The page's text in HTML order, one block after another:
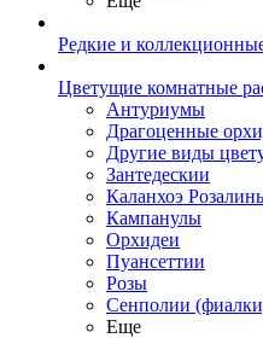
Редкие и
Цветущие комнатные
Антуриумы
Драгоценные
Другие виды
Зантедескии
Каланхоэ
Кампанулы
Орхидеи
Пуансеттии
Розы
Сенполии
Еще